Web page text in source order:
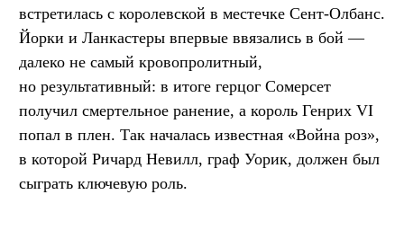
встретилась с королевской в местечке Сент-Олбанс.
Йорки и Ланкастеры впервые ввязались в бой —
далеко не самый кровопролитный,
но результативный: в итоге герцог Сомерсет
получил смертельное ранение, а король Генрих VI
попал в плен. Так началась известная «Война роз»,
в которой Ричард Невилл, граф Уорик, должен был
сыграть ключевую роль.